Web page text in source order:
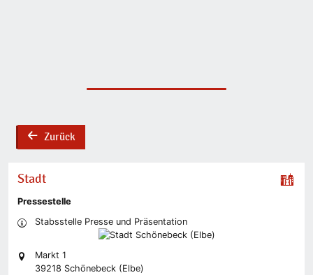
backZurück
Stadt
Pressestelle
Stabsstelle Presse und Präsentation
Markt 1
39218 Schönebeck (Elbe)